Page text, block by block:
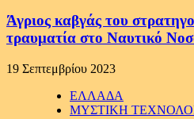
Άγριος καβγάς του
τραυματία στο Ναυτικό
19 Σεπτεμβρίου 2023
ΕΛΛΑΔΑ
ΜΥΣΤΙΚΗ